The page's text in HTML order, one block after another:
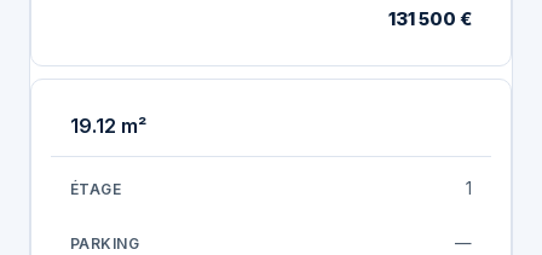
131 500 €
19.12 m²
1
—